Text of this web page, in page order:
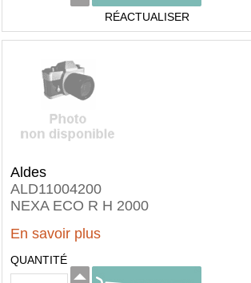
RÉACTUALISER
Aldes
ALD11004200
NEXA ECO R H 2000
En savoir plus
QUANTITÉ